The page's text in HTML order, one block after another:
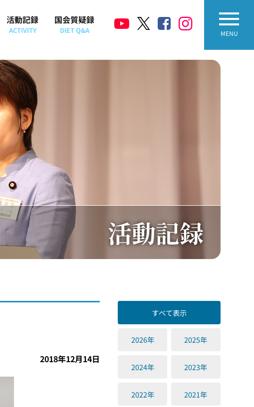
活動記録
ACTIVITY
国会質疑録
DIET Q&A MENU
活動記録
2018年12月14日
すべて表示
2026年 2025年
2024年 2023年
2022年 2021年